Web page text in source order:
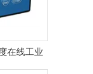
在线工业